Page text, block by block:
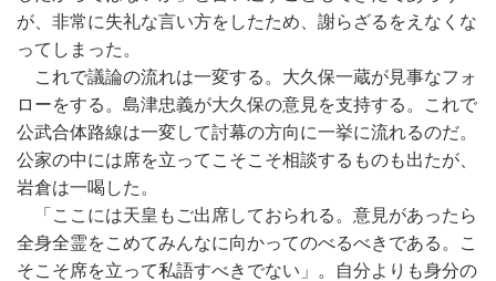
が、非常に失礼な言い方をしたため、謝らざるをえなくな
ってしまった。
これで議論の流れは一変する。大久保一蔵が見事なフォ
ローをする。島津忠義が大久保の意見を支持する。これで
公武合体路線は一変して討幕の方向に一挙に流れるのだ。
公家の中には席を立ってこそこそ相談するものも出たが、
岩倉は一喝した。
「ここには天皇もご出席しておられる。意見があったら
全身全霊をこめてみんなに向かってのべるべきである。こ
そこそ席を立って私語すべきでない」。自分よりも身分の